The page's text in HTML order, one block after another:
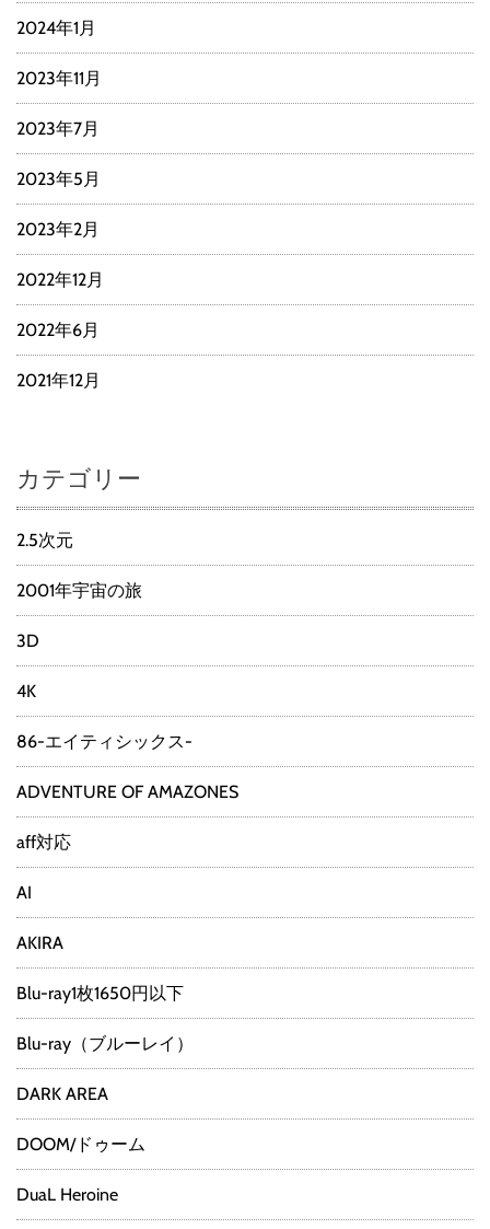
2024年1月
2023年11月
2023年7月
2023年5月
2023年2月
2022年12月
2022年6月
2021年12月
カテゴリー
2.5次元
2001年宇宙の旅
3D
4K
86-エイティシックス-
ADVENTURE OF AMAZONES
aff対応
AI
AKIRA
Blu-ray1枚1650円以下
Blu-ray（ブルーレイ）
DARK AREA
DOOM/ドゥーム
DuaL Heroine